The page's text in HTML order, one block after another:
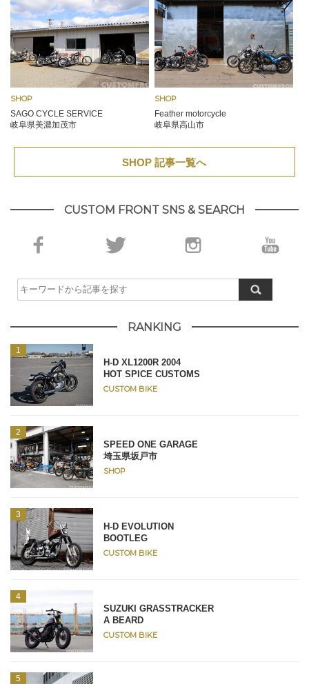
SHOP
SAGO CYCLE SERVICE
岐阜県美濃加茂市
SHOP
Feather motorcycle
岐阜県高山市
SHOP 記事一覧へ
CUSTOM FRONT SNS & SEARCH
RANKING
H-D XL1200R 2004
HOT SPICE CUSTOMS
CUSTOM BIKE
SPEED ONE GARAGE
埼玉県坂戸市
SHOP
H-D EVOLUTION
BOOTLEG
CUSTOM BIKE
SUZUKI GRASSTRACKER
A BEARD
CUSTOM BIKE